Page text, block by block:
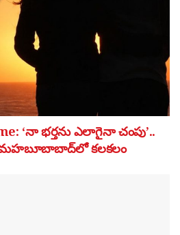
‘నా భర్తను ఎలాగైనా చంపు’..
మహబూబాబాద్‌లో కలకలం